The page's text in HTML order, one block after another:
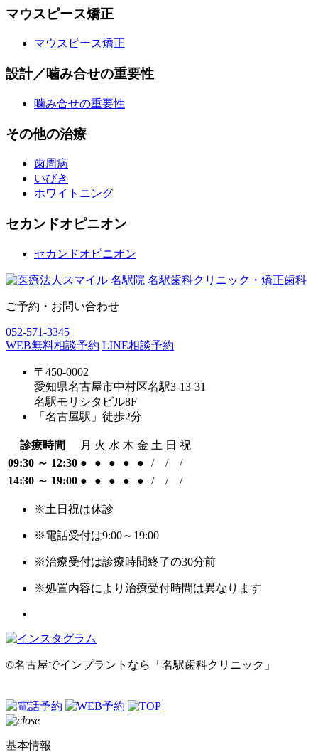
マウスピース矯正
マウスピース矯正
設計／噛み合せの重要性
噛み合せの重要性
その他の治療
歯周病
いびき
ホワイトニング
セカンドオピニオン
セカンドオピニオン
ご予約・お問い合わせ
052-571-3345
WEB無料相談予約 LINE相談予約
〒450-0002
愛知県名古屋市中村区名駅3-13-31
名駅モリシタビル8F
「名古屋駅」徒歩2分
診療時間 月 火 水 木 金 土 日 祝
09:30 ～ 12:30 ● ● ● ● ● / /
/
14:30 ～ 19:00 ● ● ● ● ● / / /
※土日祝は休診
※電話受付は9:00～19:00
※治療受付は診療時間終了の30分前
※処置内容により治療受付時間は異なります
©名古屋でインプラントなら「名駅歯科クリニック」
基本情報